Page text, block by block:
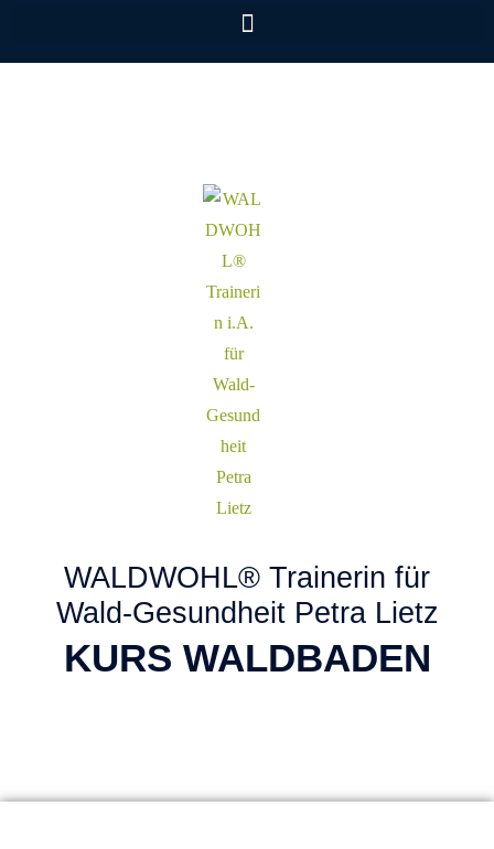
WALDWOHL® Trainerin für
Wald-Gesundheit Petra Lietz
KURS WALDBADEN